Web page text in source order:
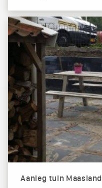
Aanleg tuin Maasland